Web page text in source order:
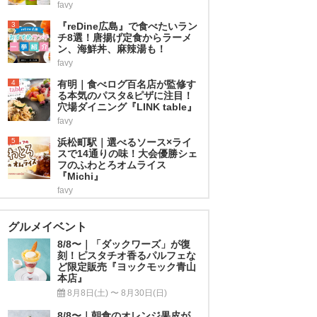
favy
3
『reDine広島』で食べたいラン
チ8選！唐揚げ定食からラーメ
ン、海鮮丼、麻辣湯も！
favy
4
有明｜食べログ百名店が監修す
る本気のパスタ&ピザに注目！
穴場ダイニング『LINK table』
favy
5
浜松町駅｜選べるソース×ライ
スで14通りの味！大会優勝シェ
フのふわとろオムライス
『Michi』
favy
グルメイベント
8/8〜｜「ダックワーズ」が復
刻！ピスタチオ香るパルフェな
ど限定販売『ヨックモック青山
本店』
8月8日(土) 〜 8月30日(日)